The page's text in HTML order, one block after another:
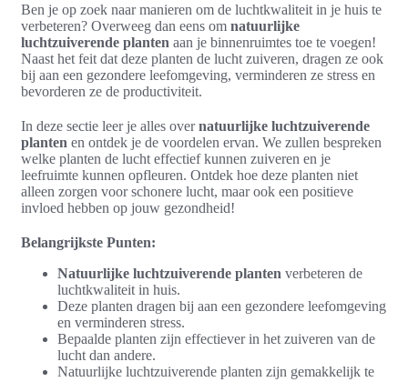
Ben je op zoek naar manieren om de luchtkwaliteit in je huis te
verbeteren? Overweeg dan eens om natuurlijke
luchtzuiverende planten aan je binnenruimtes toe te voegen!
Naast het feit dat deze planten de lucht zuiveren, dragen ze ook
bij aan een gezondere leefomgeving, verminderen ze stress en
bevorderen ze de productiviteit.
In deze sectie leer je alles overnatuurlijke luchtzuiverende
planten en ontdek je de voordelen ervan. We zullen bespreken
welke planten de lucht effectief kunnen zuiveren en je
leefruimte kunnen opfleuren. Ontdek hoe deze planten niet
alleen zorgen voor schonere lucht, maar ook een positieve
invloed hebben op jouw gezondheid!
Belangrijkste Punten:
Natuurlijke luchtzuiverende planten verbeteren de
luchtkwaliteit in huis.
Deze planten dragen bij aan een gezondere leefomgeving
en verminderen stress.
Bepaalde planten zijn effectiever in het zuiveren van de
lucht dan andere.
Natuurlijke luchtzuiverende planten zijn gemakkelijk te